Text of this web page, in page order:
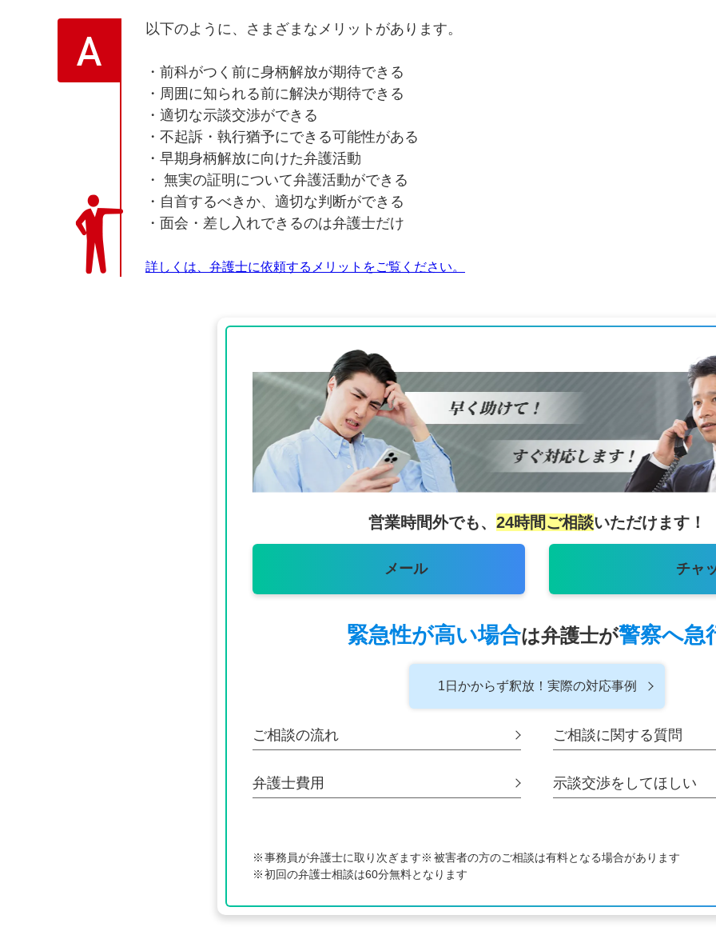
A 以下のように、さまざまなメリットがあります。
・前科がつく前に身柄解放が期待できる
・周囲に知られる前に解決が期待できる
・適切な示談交渉ができる
・不起訴・執行猶予にできる可能性がある
・早期身柄解放に向けた弁護活動
・ 無実の証明について弁護活動ができる
・自首するべきか、適切な判断ができる
・面会・差し入れできるのは弁護士だけ
詳しくは、弁護士に依頼するメリットをご覧ください。
営業時間外でも、 24時間ご相談いただけます！
メール チャ
緊急性が高い場合は弁護士が警察へ急
1日かからず釈放！ 実際の対応事例
ご相談の流れ ご相談に関する質問
弁護士費用 示談交渉をしてほしい
事務員が弁護士に取り次ぎます
被害者の方のご相談は有料となる場合があります
初回の弁護士相談は60分無料となります